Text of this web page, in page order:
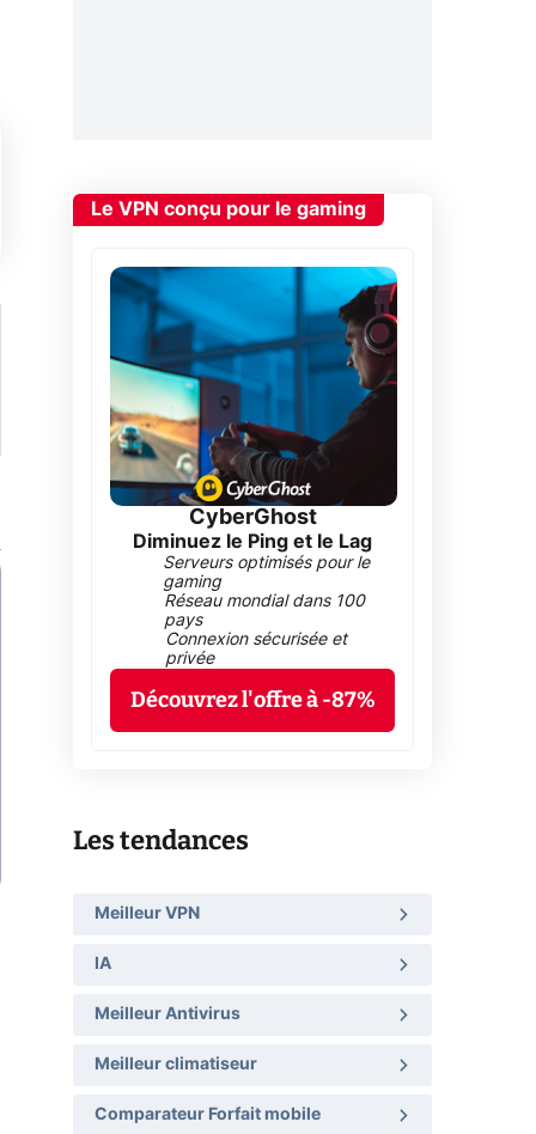
Le VPN conçu pour le gaming
CyberGhost
Diminuez le Ping et le Lag
Serveurs optimisés pour le
gaming
Réseau mondial dans 100
pays
Connexion sécurisée et
privée
Découvrez l'offre à -87%
Les tendances
Meilleur VPN
IA
Meilleur Antivirus
Meilleur climatiseur
Comparateur Forfait mobile